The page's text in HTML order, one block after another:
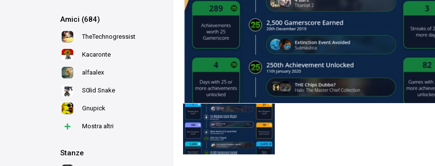
Amici (684)
TheTechnogressist
Kacaronte
alfaalex
S0lid Snake
Gnupick
+ Mostra altri
Stanze